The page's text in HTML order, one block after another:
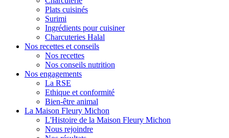
Plats cuisinés
Surimi
Ingrédients pour cuisiner
Charcuteries Halal
Nos recettes et conseils
Nos recettes
Nos conseils nutrition
Nos engagements
La RSE
Ethique et conformité
Bien-être animal
La Maison Fleury Michon
L'Histoire de la Maison Fleury Michon
Nous rejoindre